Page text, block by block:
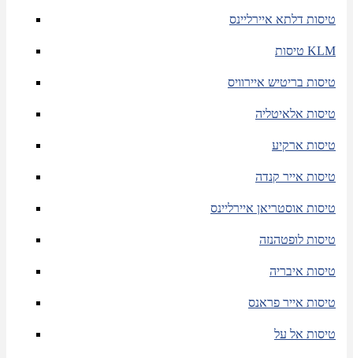
טיסות דלתא איירליינס
טיסות KLM
טיסות בריטיש איירוויס
טיסות אלאיטליה
טיסות ארקיע
טיסות אייר קנדה
טיסות אוסטריאן איירליינס
טיסות לופטהנזה
טיסות איבריה
טיסות אייר פראנס
טיסות אל על